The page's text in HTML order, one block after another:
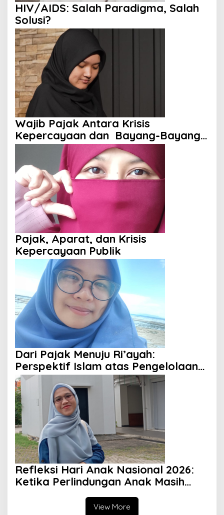
HIV/AIDS: Salah Paradigma, Salah
Solusi?
Wajib Pajak Antara Krisis
Kepercayaan dan Bayang-Bayang
Aparat
Pajak, Aparat, dan Krisis
Kepercayaan Publik
Dari Pajak Menuju Ri’ayah:
Perspektif Islam atas Pengelolaan
Keuangan Negara
Refleksi Hari Anak Nasional 2026:
Ketika Perlindungan Anak Masih
View More